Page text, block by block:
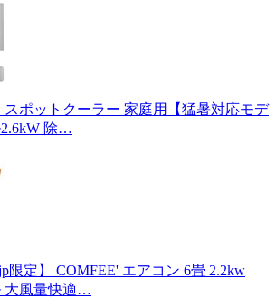
スポットクーラー 家庭用【猛暑対応モデ
除…
限定】 COMFEE' エアコン 6畳 2.2kw
大風量快適…